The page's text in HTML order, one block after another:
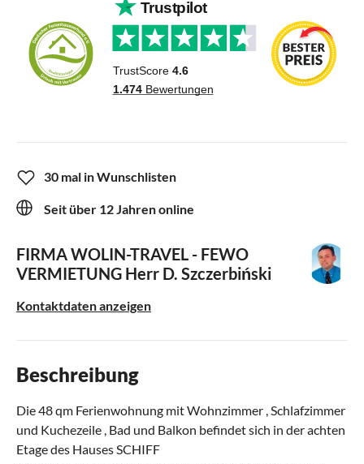
30 mal in Wunschlisten
Seit über 12 Jahren online
FIRMA WOLIN-TRAVEL - FEWO
VERMIETUNG Herr D. Szczerbiński
Kontaktdaten anzeigen
Beschreibung
Die 48 qm Ferienwohnung mit Wohnzimmer , Schlafzimmer
und Kuchezeile , Bad und Balkon befindet sich in der achten
Etage des Hauses SCHIFF